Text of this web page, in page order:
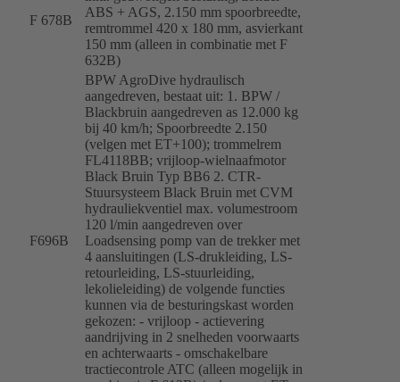
F 678B
ABS + AGS, 2.150 mm spoorbreedte,
remtrommel 420 x 180 mm, asvierkant
150 mm (alleen in combinatie met F
632B)
F696B
BPW AgroDive hydraulisch
aangedreven, bestaat uit: 1. BPW /
Blackbruin aangedreven as 12.000 kg
bij 40 km/h; Spoorbreedte 2.150
(velgen met ET+100); trommelrem
FL4118BB; vrijloop-wielnaafmotor
Black Bruin Typ BB6 2. CTR-
Stuursysteem Black Bruin met CVM
hydrauliekventiel max. volumestroom
120 l/min aangedreven over
Loadsensing pomp van de trekker met
4 aansluitingen (LS-drukleiding, LS-
retourleiding, LS-stuurleiding,
lekolieleiding) de volgende functies
kunnen via de besturingskast worden
gekozen: - vrijloop - actievering
aandrijving in 2 snelheden voorwaarts
en achterwaarts - omschakelbare
tractiecontrole ATC (alleen mogelijk in